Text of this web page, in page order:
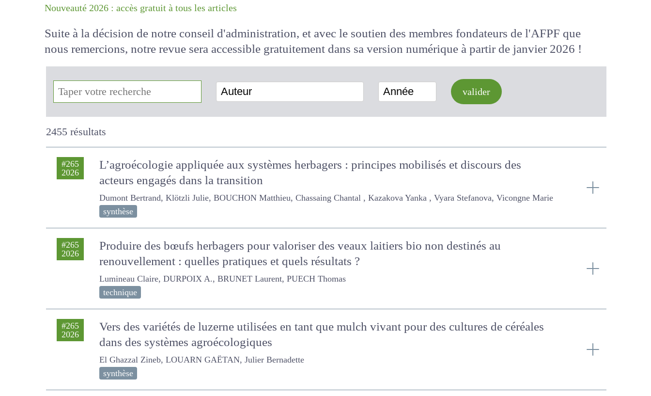
Suite à la décision de notre conseil d'administration, et avec le soutien des membres fondateurs de l'AFPF que
nous remercions, notre revue sera accessiblegratuitementdans sa version numériqueà partir de janvier 2026
!
Auteur Année valider
2455 résultats
#265
2026
L’agroécologie appliquée aux systèmes herbagers : principes mobilisés et discours des
acteurs engagés dans la transition
Dumont Bertrand, Klötzli Julie, BOUCHON Matthieu, Chassaing Chantal , Kazakova Yanka , Vyara Stefanova, Vicongne Marie
synthèse
#265
2026
Produire des bœufs herbagers pour valoriser des veaux laitiers bio non destinés au
renouvellement : quelles pratiques et quels résultats ?
Lumineau Claire, DURPOIX A., BRUNET Laurent, PUECH Thomas
technique
#265
2026
Vers des variétés de luzerne utilisées en tant que mulch vivant pour des cultures de
céréales dans des systèmes agroécologiques
El Ghazzal Zineb, LOUARN GAËTAN, Julier Bernadette
synthèse